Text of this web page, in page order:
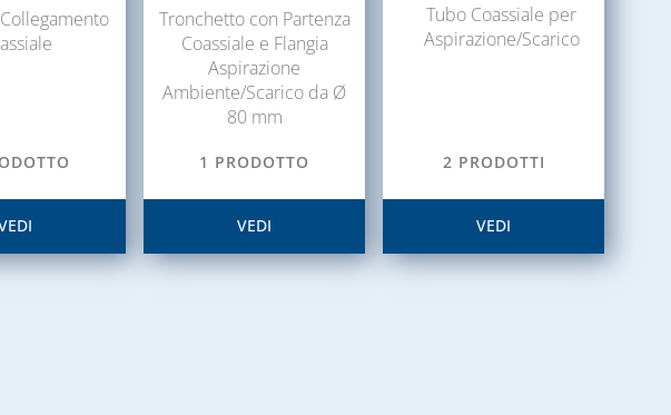
Tronchetto con Partenza
Coassiale e Flangia
Aspirazione
Ambiente/Scarico da Ø
80 mm
1 PRODOTTO
VEDI
Tubo Coassiale per
Aspirazione/Scarico
2 PRODOTTI
VEDI